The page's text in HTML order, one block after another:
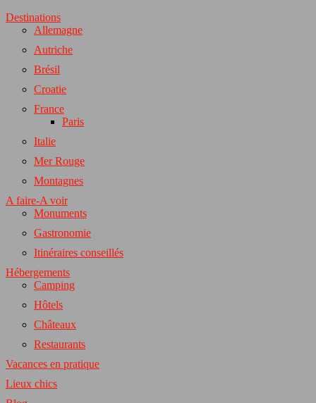
Destinations
Allemagne
Autriche
Brésil
Croatie
France
Paris
Italie
Mer Rouge
Montagnes
A faire-A voir
Monuments
Gastronomie
Itinéraires conseillés
Hébergements
Camping
Hôtels
Châteaux
Restaurants
Vacances en pratique
Lieux chics